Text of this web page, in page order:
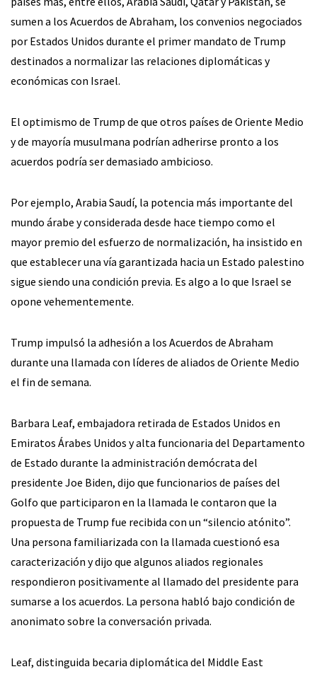
sumen a los Acuerdos de Abraham, los convenios negociados
por Estados Unidos durante el primer mandato de Trump
destinados a normalizar las relaciones diplomáticas y
económicas con Israel.
El optimismo de Trump de que otros países de Oriente Medio
y de mayoría musulmana podrían adherirse pronto a los
acuerdos podría ser demasiado ambicioso.
Por ejemplo, Arabia Saudí, la potencia más importante del
mundo árabe y considerada desde hace tiempo como el
mayor premio del esfuerzo de normalización, ha insistido en
que establecer una vía garantizada hacia un Estado palestino
sigue siendo una condición previa. Es algo a lo que Israel se
opone vehementemente.
Trump impulsó la adhesión a los Acuerdos de Abraham
durante una llamada con líderes de aliados de Oriente Medio
el fin de semana.
Barbara Leaf, embajadora retirada de Estados Unidos en
Emiratos Árabes Unidos y alta funcionaria del Departamento
de Estado durante la administración demócrata del
presidente Joe Biden, dijo que funcionarios de países del
Golfo que participaron en la llamada le contaron que la
propuesta de Trump fue recibida con un “silencio atónito”.
Una persona familiarizada con la llamada cuestionó esa
caracterización y dijo que algunos aliados regionales
respondieron positivamente al llamado del presidente para
sumarse a los acuerdos. La persona habló bajo condición de
anonimato sobre la conversación privada.
Leaf, distinguida becaria diplomática del Middle East